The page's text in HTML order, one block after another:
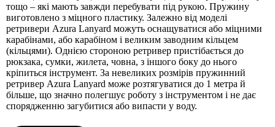
тощо – які мають завжди перебувати під рукою. Пружину
виготовлено ​​з міцного пластику. Залежно від моделі
ретривери Аzura Lanyard можуть оснащуватися або міцними
карабінами, або карабіном і великим заводним кільцем
(кільцями). Однією стороною ретривер пристібається до
рюкзака, сумки, жилета, човна, з іншого боку до нього
кріпиться інструмент. За невеликих розмірів пружинний
ретривер Аzura Lanyard може розтягуватися до 1 метра й
більше, що значно полегшує роботу з інструментом і не дає
спорядженню загубитися або випасти у воду.